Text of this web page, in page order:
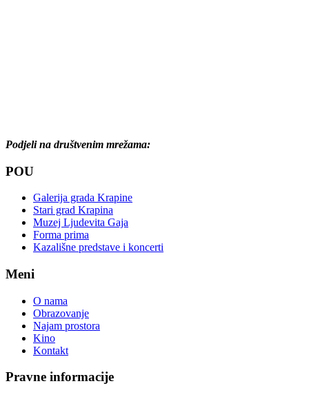
Podjeli na društvenim mrežama:
POU
Galerija grada Krapine
Stari grad Krapina
Muzej Ljudevita Gaja
Forma prima
Kazališne predstave i koncerti
Meni
O nama
Obrazovanje
Najam prostora
Kino
Kontakt
Pravne informacije